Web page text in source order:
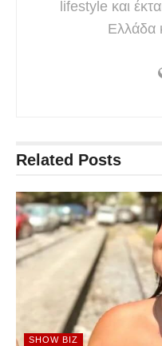
lifestyle και
Ελλάδα
Related Posts
SHOW BIZ